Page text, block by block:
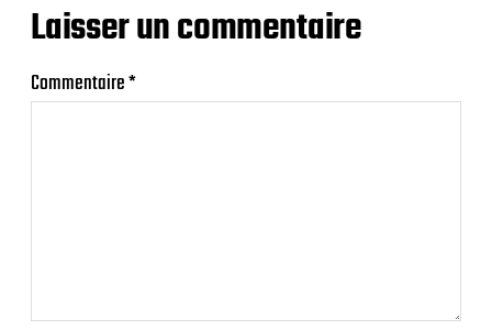
Laisser un commentaire
Commentaire*